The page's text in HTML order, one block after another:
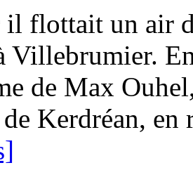
flottait un air
Villebrumier.
de Max
Kerdréan, en